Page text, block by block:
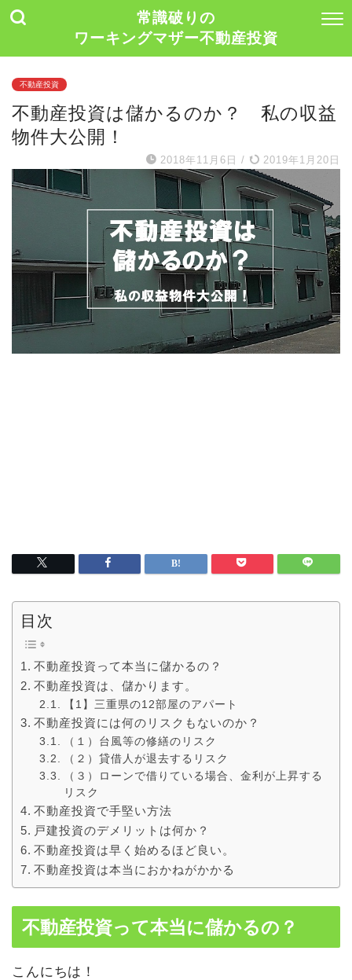
常識破りの
ワーキングマザー不動産投資
不動産投資
不動産投資は儲かるのか？ 私の収益
物件大公開！
2018年11月6日 / 2019年1月20日
目次
不動産投資って本当に儲かるの？
不動産投資は、儲かります。
【1】三重県の12部屋のアパート
不動産投資には何のリスクもないのか？
（１）台風等の修繕のリスク
（２）貸借人が退去するリスク
（３）ローンで借りている場合、金利が上昇する
リスク
不動産投資で手堅い方法
戸建投資のデメリットは何か？
不動産投資は早く始めるほど良い。
不動産投資は本当におかねがかかる
不動産投資って本当に儲かるの？
こんにちは！